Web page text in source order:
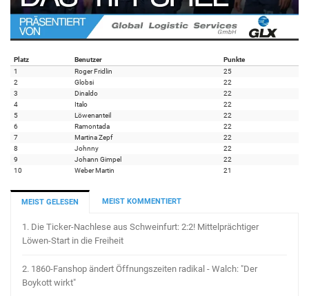
Platz Benutzer
Punkte
1
Roger Fridlin
25
2
Globsi
22
3
Dinaldo
22
4
Italo
22
5
Löwenanteil
22
6
Ramontada
22
7
Martina Zepf
22
8
Johnny
22
9
Johann Gimpel
22
10
Weber Martin 21
MEIST GELESEN MEIST KOMMENTIERT
1. Die Ticker-Nachlese aus Schweinfurt: 2:2! Mittelprächtiger
Löwen-Start in die Freiheit
2. 1860-Fanshop ändert Öffnungszeiten radikal - Walch: "Der
Boykott wirkt"